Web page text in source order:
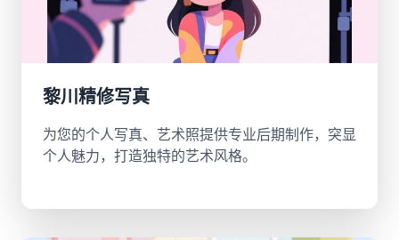
黎川精修写真
为您的个人写真、艺术照提供专业后期制作，突显
个人魅力，打造独特的艺术风格。